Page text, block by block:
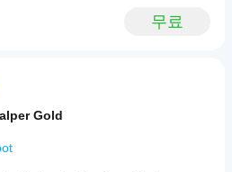
무료
Gold